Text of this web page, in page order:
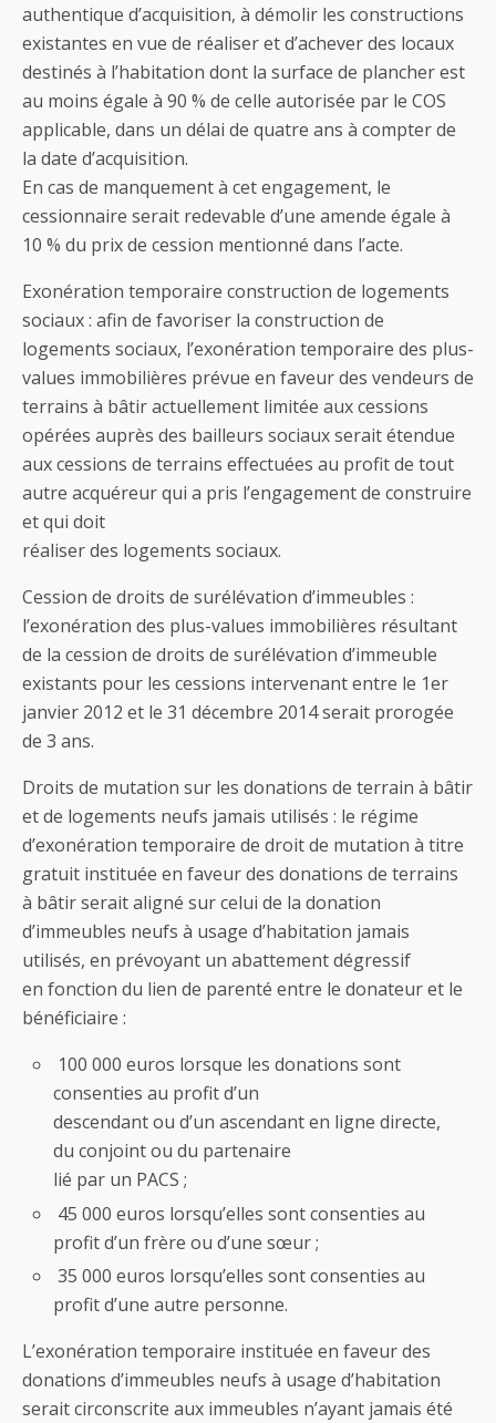
authentique d’acquisition, à démolir les constructions
existantes en vue de réaliser et d’achever des locaux
destinés à l’habitation dont la surface de plancher est
au moins égale à 90 % de celle autorisée par le COS
applicable, dans un délai de quatre ans à compter de
la date d’acquisition.
En cas de manquement à cet engagement, le
cessionnaire serait redevable d’une amende égale à
10 % du prix de cession mentionné dans l’acte.
Exonération temporaire construction de logements
sociaux : afin de favoriser la construction de
logements sociaux, l’exonération temporaire des plus-
values immobilières prévue en faveur des vendeurs de
terrains à bâtir actuellement limitée aux cessions
opérées auprès des bailleurs sociaux serait étendue
aux cessions de terrains effectuées au profit de tout
autre acquéreur qui a pris l’engagement de construire
et qui doit
réaliser des logements sociaux.
Cession de droits de surélévation d’immeubles :
l’exonération des plus-values immobilières résultant
de la cession de droits de surélévation d’immeuble
existants pour les cessions intervenant entre le 1er
janvier 2012 et le 31 décembre 2014 serait prorogée
de 3 ans.
Droits de mutation sur les donations de terrain à bâtir
et de logements neufs jamais utilisés : le régime
d’exonération temporaire de droit de mutation à titre
gratuit instituée en faveur des donations de terrains
à bâtir serait aligné sur celui de la donation
d’immeubles neufs à usage d’habitation jamais
utilisés, en prévoyant un abattement dégressif
en fonction du lien de parenté entre le donateur et le
bénéficiaire :
100 000 euros lorsque les donations sont
consenties au profit d’un
descendant ou d’un ascendant en ligne directe,
du conjoint ou du partenaire
lié par un PACS ;
45 000 euros lorsqu’elles sont consenties au
profit d’un frère ou d’une sœur ;
35 000 euros lorsqu’elles sont consenties au
profit d’une autre personne.
L’exonération temporaire instituée en faveur des
donations d’immeubles neufs à usage d’habitation
serait circonscrite aux immeubles n’ayant jamais été